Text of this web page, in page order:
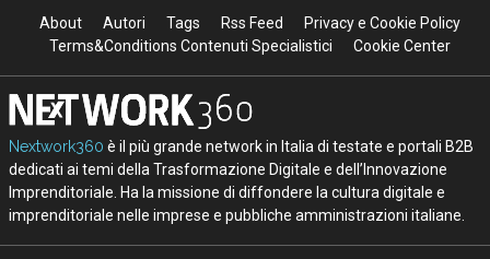
About Autori Tags Rss Feed
Privacy e Cookie Policy
Terms&Conditions Contenuti Specialistici
Cookie Center
Nextwork360 è il più grande network in Italia di testate e portali B2B
dedicati ai temi della Trasformazione Digitale e dell’Innovazione
Imprenditoriale. Ha la missione di diffondere la cultura digitale e
imprenditoriale nelle imprese e pubbliche amministrazioni italiane.